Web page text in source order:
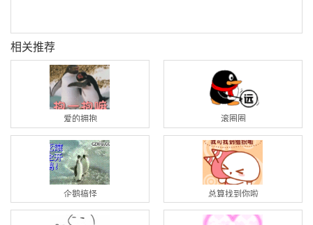
相关推荐
爱的拥抱 滚圈圈
企鹅搞怪 总算找到你啦